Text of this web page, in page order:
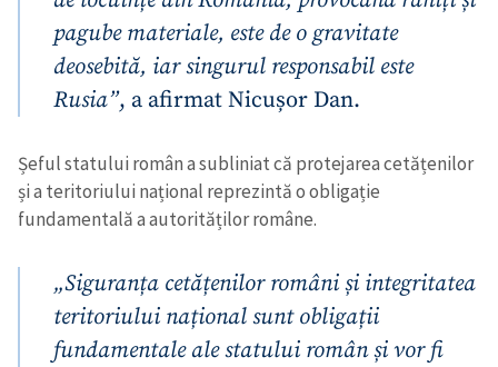
pagube materiale, este de o gravitate
deosebită, iar singurul responsabil este
Rusia”, a afirmat Nicușor Dan.
Șeful statului român a subliniat că protejarea cetățenilor
și a teritoriului național reprezintă o obligație
fundamentală a autorităților române.
„Siguranța cetățenilor români și integritatea
teritoriului național sunt obligații
fundamentale ale statului român și vor fi